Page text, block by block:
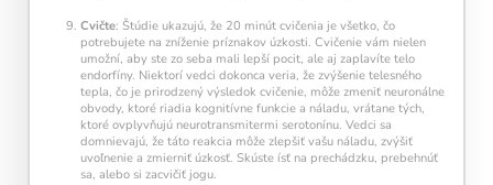
Cvičte: Štúdie ukazujú, že 20 minút cvičenia je všetko, čo
potrebujete na zníženie príznakov úzkosti. Cvičenie vám nielen
umožní, aby ste zo seba mali lepší pocit, ale aj zaplavíte telo
endorfíny. Niektorí vedci dokonca veria, že zvýšenie telesného
tepla, čo je prirodzený výsledok cvičenie, môže zmeniť neuronálne
obvody, ktoré riadia kognitívne funkcie a náladu, vrátane tých,
ktoré ovplyvňujú neurotransmitermi serotonínu. Vedci sa
domnievajú, že táto reakcia môže zlepšiť vašu náladu, zvýšiť
uvoľnenie a zmierniť úzkosť. Skúste ísť na prechádzku, prebehnúť
sa, alebo si zacvičiť jogu.